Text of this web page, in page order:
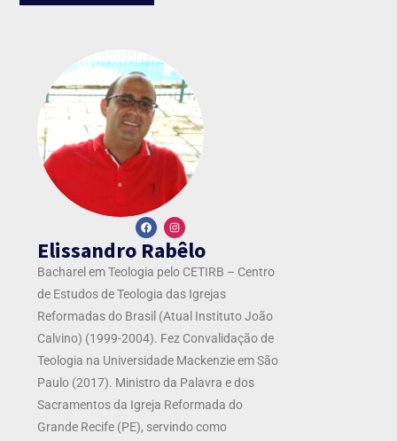
Elissandro Rabêlo
Bacharel em Teologia pelo CETIRB – Centro
de Estudos de Teologia das Igrejas
Reformadas do Brasil (Atual Instituto João
Calvino) (1999-2004). Fez Convalidação de
Teologia na Universidade Mackenzie em São
Paulo (2017). Ministro da Palavra e dos
Sacramentos da Igreja Reformada do
Grande Recife (PE), servindo como